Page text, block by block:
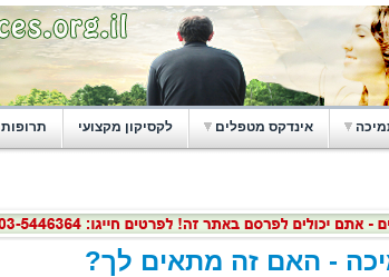
אינדקס מטפלים לקסיקון מקצועי תרופות
- האם זה מתאים לך?